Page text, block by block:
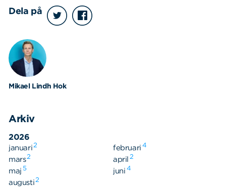
Mikael Lindh Hok
Arkiv
2026
januari2 februari 4
mars2 april 2
maj 5 juni 4
augusti2
Dela på
Sök på sidan:Sök